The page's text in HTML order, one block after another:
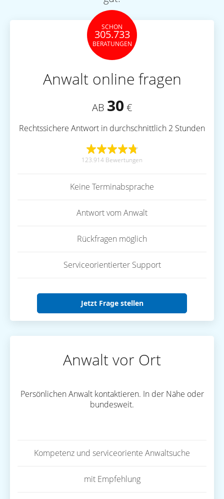
SCHON
305.733
BERATUNGEN
Anwalt online fragen
AB 30 €
Rechtssichere Antwort in durchschnittlich 2 Stunden
123.914 Bewertungen
Keine Terminabsprache
Antwort vom Anwalt
Rückfragen möglich
Serviceorientierter Support
Jetzt Frage stellen
Anwalt vor Ort
Persönlichen Anwalt kontaktieren. In der Nähe oder
bundesweit.
Kompetenz und serviceoriente Anwaltsuche
mit Empfehlung